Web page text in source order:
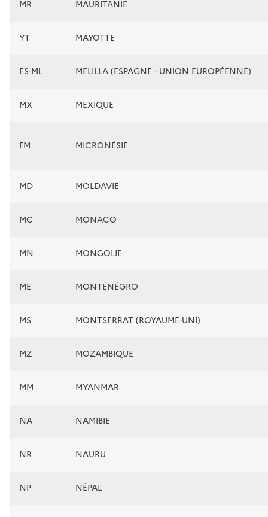
MR MAURITANIE
YT MAYOTTE
ES-ML MELILLA (ESPAGNE - UNION EUROPÉENNE)
MX MEXIQUE
FM MICRONÉSIE
MD MOLDAVIE
MC MONACO
MN MONGOLIE
ME MONTÉNÉGRO
MS MONTSERRAT (ROYAUME-UNI)
MZ MOZAMBIQUE
MM MYANMAR
NA NAMIBIE
NR NAURU
NP NÉPAL